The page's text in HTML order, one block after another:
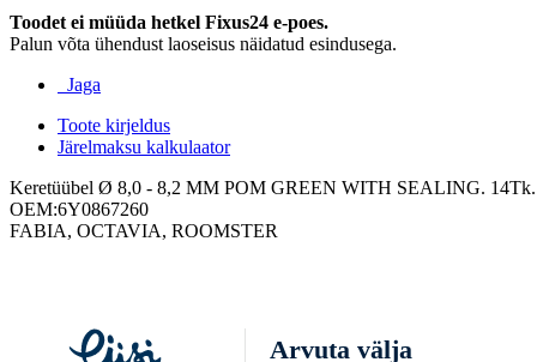
Toodet ei müüda hetkel Fixus24 e-poes.
Palun võta ühendust laoseisus näidatud esindusega.
Jaga
Toote kirjeldus
Järelmaksu kalkulaator
Keretüübel Ø 8,0 - 8,2 MM POM GREEN WITH SEALING. 14Tk.
OEM:6Y0867260
FABIA, OCTAVIA, ROOMSTER